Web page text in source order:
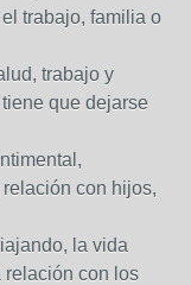
trabajo, familia o
trabajo y
que dejarse
con hijos,
la vida
relación con los